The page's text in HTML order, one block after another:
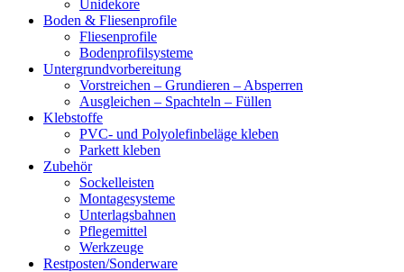
Unidekore
Boden & Fliesenprofile
Fliesenprofile
Bodenprofilsysteme
Untergrundvorbereitung
Vorstreichen – Grundieren – Absperren
Ausgleichen – Spachteln – Füllen
Klebstoffe
PVC- und Polyolefinbeläge kleben
Parkett kleben
Zubehör
Sockelleisten
Montagesysteme
Unterlagsbahnen
Pflegemittel
Werkzeuge
Restposten/Sonderware